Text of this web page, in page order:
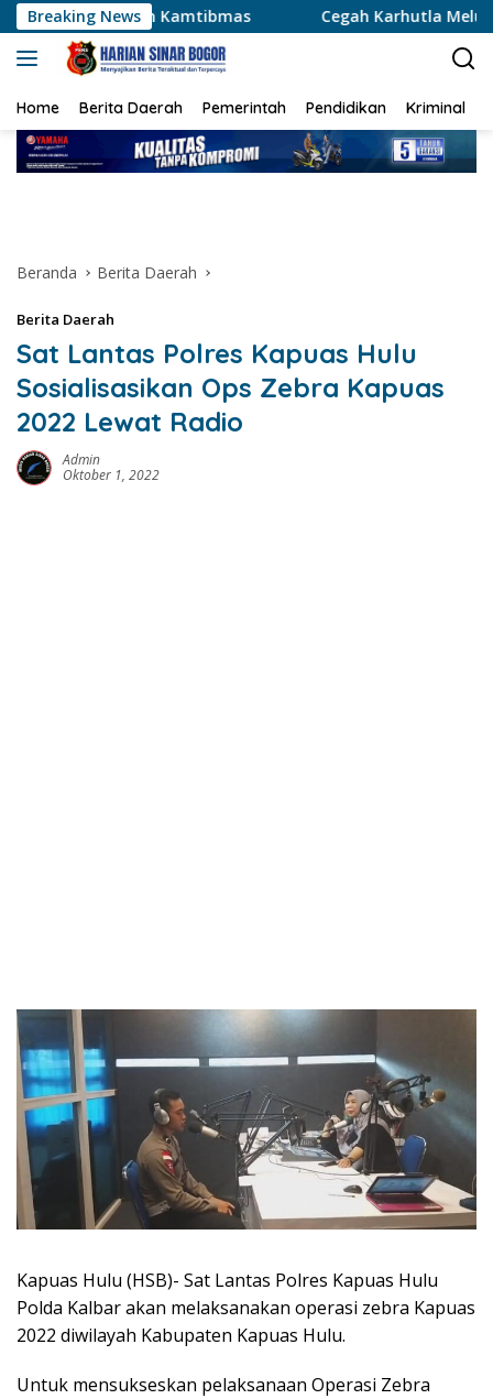
Langsung
ke
konten
Breaking News
Kamtibmas Cegah Karhutla Meluas, Wakapolda Riau
Home Berita Daerah Pemerintah Pendidikan Kriminal
Beranda Berita Daerah
Berita Daerah
Sat Lantas Polres Kapuas Hulu
Sosialisasikan Ops Zebra Kapuas
2022 Lewat Radio
Admin
Oktober 1, 2022
Kapuas Hulu (HSB)- Sat Lantas Polres Kapuas Hulu
Polda Kalbar akan melaksanakan operasi zebra Kapuas
2022 diwilayah Kabupaten Kapuas Hulu.
Untuk mensukseskan pelaksanaan Operasi Zebra